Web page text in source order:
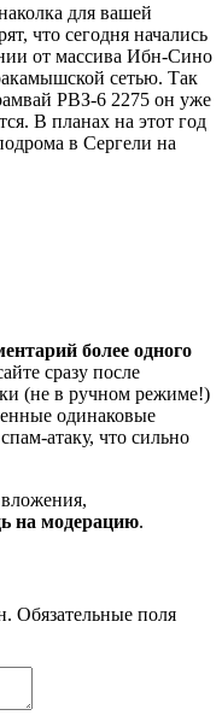
для вашей
что сегодня начались
от массива Ибн-Сино
сетью. Так
РВЗ-6 2275 он уже
В планах на этот год
в Сергели на
более одного
сразу после
(не в ручном режиме!)
одинаковые
атаку, что сильно
на модерацию.
Обязательные поля